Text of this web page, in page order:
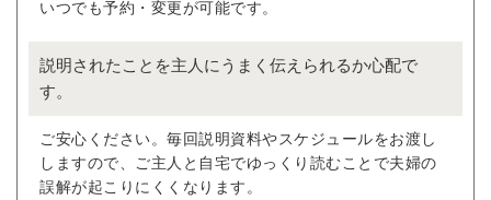
いつでも予約・変更が可能です。
説明されたことを主人にうまく伝えられるか心配で
す。
ご安心ください。毎回説明資料やスケジュールをお渡し
しますので、ご主人と自宅でゆっくり読むことで夫婦の
誤解が起こりにくくなります。